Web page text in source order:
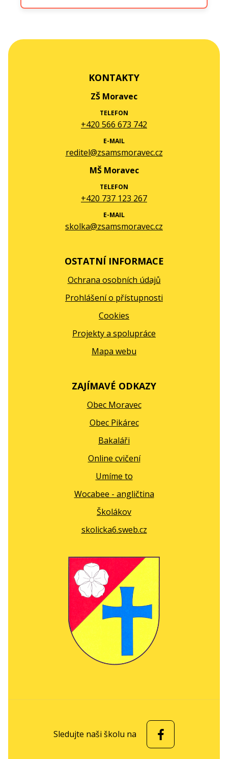
KONTAKTY
ZŠ Moravec
TELEFON
+420 566 673 742
E-MAIL
reditel@zsamsmoravec.cz
MŠ Moravec
TELEFON
+420 737 123 267
E-MAIL
skolka@zsamsmoravec.cz
OSTATNÍ INFORMACE
Ochrana osobních údajů
Prohlášení o přístupnosti
Cookies
Projekty a spolupráce
Mapa webu
ZAJÍMAVÉ ODKAZY
Obec Moravec
Obec Pikárec
Bakaláři
Online cvičení
Umíme to
Wocabee - angličtina
Školákov
skolicka6.sweb.cz
Sledujte naši školu na